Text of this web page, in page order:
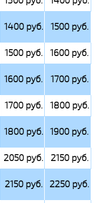
1400 руб. 1500 руб.
1500 руб.
1600 руб.
1600 руб. 1700 руб.
1700 руб.
1800 руб.
1800 руб. 1900 руб.
2050 руб.
2150 руб.
2150 руб. 2250 руб.